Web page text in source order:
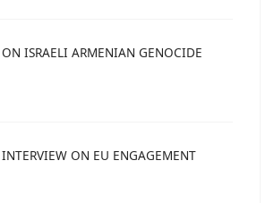
ISRAELI ARMENIAN GENOCIDE
ON EU ENGAGEMENT